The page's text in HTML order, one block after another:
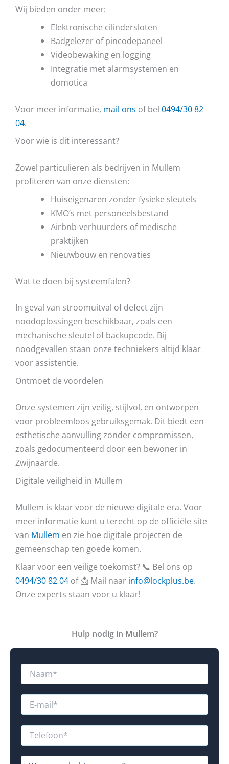
Wij bieden onder meer:
Elektronische cilindersloten
Badgelezer of pincodepaneel
Videobewaking en logging
Integratie met alarmsystemen en
domotica
Voor meer informatie, mail ons of bel 0494/30 82
04.
Voor wie is dit interessant?
Zowel particulieren als bedrijven in Mullem
profiteren van onze diensten:
Huiseigenaren zonder fysieke sleutels
KMO’s met personeelsbestand
Airbnb-verhuurders of medische
praktijken
Nieuwbouw en renovaties
Wat te doen bij systeemfalen?
In geval van stroomuitval of defect zijn
noodoplossingen beschikbaar, zoals een
mechanische sleutel of backupcode. Bij
noodgevallen staan onze techniekers altijd klaar
voor assistentie.
Ontmoet de voordelen
Onze systemen zijn veilig, stijlvol, en ontworpen
voor probleemloos gebruiksgemak. Dit biedt een
esthetische aanvulling zonder compromissen,
zoals gedocumenteerd door een bewoner in
Zwijnaarde.
Digitale veiligheid in Mullem
Mullem is klaar voor de nieuwe digitale era. Voor
meer informatie kunt u terecht op de officiële site
van Mullem en zie hoe digitale projecten de
gemeenschap ten goede komen.
Klaar voor een veilige toekomst? 📞 Bel ons op
0494/30 82 04 of 📩 Mail naar info@lockplus.be.
Onze experts staan voor u klaar!
Hulp nodig in Mullem?
N
mE
a
*
T
eR
W